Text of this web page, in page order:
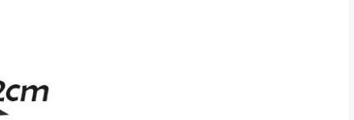
馬祖、澎湖地區
詳細尺寸以實品
家環境不同。若屬人